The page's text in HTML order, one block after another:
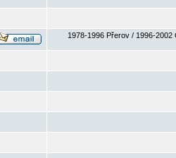
1978-1996 Přerov / 1996-2002